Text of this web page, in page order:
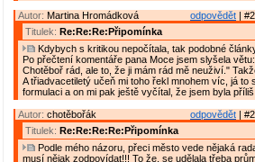
odpovědět |
Autor: Martina Hromádková
Titulek: Re:Re:Re:Připomínka
Kdybych s kritikou nepočítala, tak podobné
Po přečtení komentáře pana Moce jsem slyšela
Chotěboř rád, ale to, že ji mám rád mě neuživí."
A třiadvacetiletý učeň mi toho řekl mnohem víc, já to
formulaci a on mi pak ještě vyčítal, že jsem byla
odpovědět |
Autor: chotěbořák
Titulek: Re:Re:Re:Re:Připomínka
Podle mého názoru, přeci město vede nějaká
musí nějak zodpovídat!!! To že, se udělala třeba